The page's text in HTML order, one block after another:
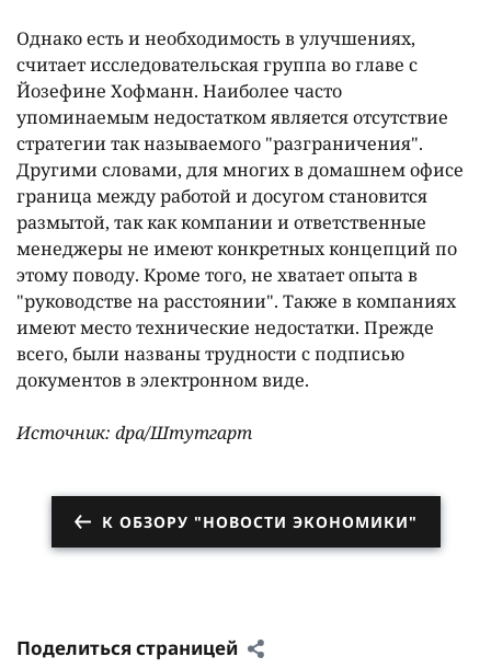
Однако есть и необходимость в улучшениях,
считает исследовательская группа во главе с
Йозефине Хофманн. Наиболее часто
упоминаемым недостатком является отсутствие
стратегии так называемого "разграничения".
Другими словами, для многих в домашнем офисе
граница между работой и досугом становится
размытой, так как компании и ответственные
менеджеры не имеют конкретных концепций по
этому поводу. Кроме того, не хватает опыта в
"руководстве на расстоянии". Также в компаниях
имеют место технические недостатки. Прежде
всего, были названы трудности с подписью
документов в электронном виде.
Источник: dpa/Штутгарт
К ОБЗОРУ "НОВОСТИ ЭКОНОМИКИ"
Поделиться страницей